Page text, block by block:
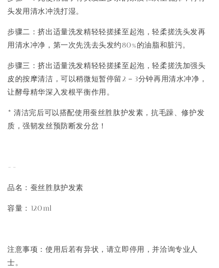
头发用清水冲洗打湿。
步骤二：挤出适量洗发精轻轻搓揉至起泡，轻柔搓洗头发再
用清水冲净，第一次先洗去头发约80%的油脂和脏污。
步骤三：挤出适量洗发精轻轻搓揉至起泡，轻柔搓洗加强头
皮的按摩清洁，可以稍微短暂停留2－3分钟再用清水冲净，
让酵母精华深入发根平衡作用。
* 清洁完后可以搭配使用蚕丝胜肽护发素，抗毛躁、修护发
质，强韧发丝预防断发分岔！
--
品名：蚕丝胜肽护发素
容量：120ml
注意事项：使用后若有异状，请立即停用，并洽询专业人
士。